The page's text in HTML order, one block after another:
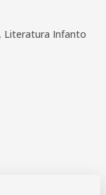
Literatura Infanto